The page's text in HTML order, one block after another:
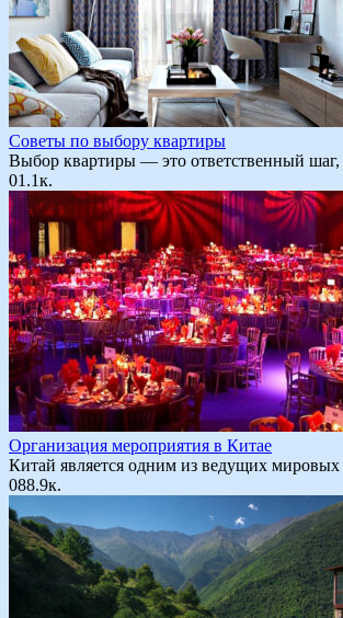
Советы по выбору квартиры
Выбор квартиры — это ответственный шаг,
01.1к.
Организация мероприятия в Китае
Китай является одним из ведущих мировых
088.9к.